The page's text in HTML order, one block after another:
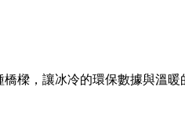
樑，讓冰冷的環保數據與溫